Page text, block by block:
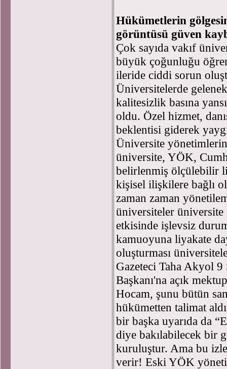
Hükümetlerin
görüntüsü güven
Çok sayıda vakıf
büyük çoğunluğu
ileride ciddi sorun
Üniversitelerde
kalitesizlik basına
oldu. Özel hizmet,
beklentisi giderek
Üniversite
üniversite, YÖK,
belirlenmiş ölçülebilir
kişisel ilişkilere bağlı
zaman zaman
üniversiteler üniversite
etkisinde işlevsiz
kamuoyuna liyakate
oluşturması
Gazeteci Taha Akyol
Başkanı'na açık
Hocam, şunu bütün
hükümetten talimat
bir başka uyarıda da
diye bakılabilecek bir
kuruluştur. Ama bu
verir! Eski YÖK